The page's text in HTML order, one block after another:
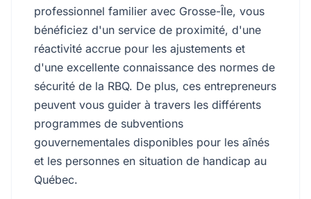
professionnel familier avec Grosse-Île, vous
bénéficiez d'un service de proximité, d'une
réactivité accrue pour les ajustements et
d'une excellente connaissance des normes de
sécurité de la RBQ. De plus, ces entrepreneurs
peuvent vous guider à travers les différents
programmes de subventions
gouvernementales disponibles pour les aînés
et les personnes en situation de handicap au
Québec.